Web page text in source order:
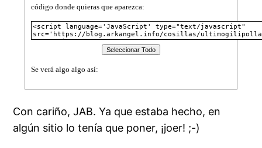
código donde quieras que aparezca:
Se verá algo algo así:
Con cariño, JAB. Ya que estaba hecho, en
algún sitio lo tenía que poner, ¡joer! ;-)